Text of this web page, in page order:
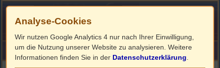
HOME ImpressumLinks
Analyse-Cookies
Wir nutzen Google Analytics 4 nur nach Ihrer Einwilligung,
um die Nutzung unserer Website zu analysieren. Weitere
Informationen finden Sie in der Datenschutzerklärung